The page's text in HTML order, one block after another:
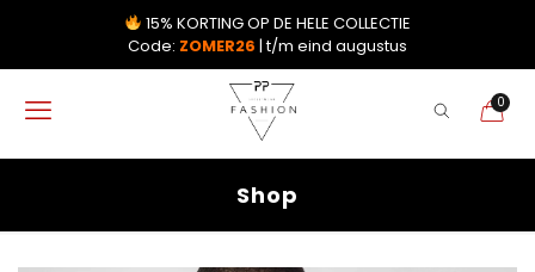
15% KORTING OP DE HELE COLLECTIE
Code: ZOMER26 | t/m eind augustus
0
Shop